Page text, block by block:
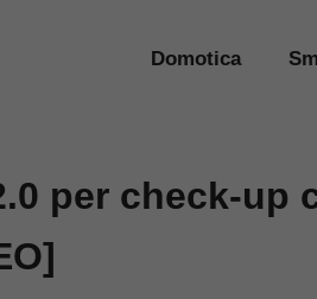
Domotica
per check-up